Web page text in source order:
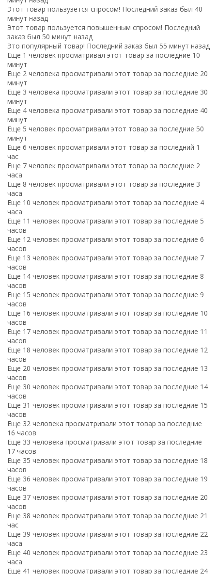
Этот товар пользузется спросом! Последний заказ был 40
минут назад
Этот товар пользуется повышенным спросом! Последний
заказ был 50 минут назад
Это популярный товар! Последний заказ был 55 минут назад
Еще 1 человек просматривал этот товар за последние 10
минут
Еще 2 человека просматривали этот товар за последние 20
минут
Еще 3 человека просматривали этот товар за последние 30
минут
Еще 4 человека просматривали этот товар за последние 40
минут
Еще 5 человек просматривали этот товар за последние 50
минут
Еще 6 человек просматривали этот товар за последний 1
час
Еще 7 человек просматривали этот товар за последние 2
часа
Еще 8 человек просматривали этот товар за последние 3
часа
Еще 10 человек просматривали этот товар за последние 4
часа
Еще 11 человек просматривали этот товар за последние 5
часов
Еще 12 человек просматривали этот товар за последние 6
часов
Еще 13 человек просматривали этот товар за последние 7
часов
Еще 14 человек просматривали этот товар за последние 8
часов
Еще 15 человек просматривали этот товар за последние 9
часов
Еще 16 человек просматривали этот товар за последние 10
часов
Еще 17 человек просматривали этот товар за последние 11
часов
Еще 18 человек просматривали этот товар за последние 12
часов
Еще 20 человек просматривали этот товар за последние 13
часов
Еще 30 человек просматривали этот товар за последние 14
часов
Еще 31 человек просматривали этот товар за последние 15
часов
Еще 32 человека просматривали этот товар за последние
16 часов
Еще 33 человека просматривали этот товар за последние
17 часов
Еще 35 человек просматривали этот товар за последние 18
часов
Еще 36 человек просматривали этот товар за последние 19
часов
Еще 37 человек просматривали этот товар за последние 20
часов
Еще 38 человек просматривали этот товар за последние 21
час
Еще 39 человек просматривали этот товар за последние 22
часа
Еще 40 человек просматривали этот товар за последние 23
часа
Еще 41 человек просматривали этот товар за последние 24